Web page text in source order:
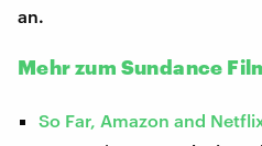
an.
Mehr zum Sundance
So Far, Amazon and